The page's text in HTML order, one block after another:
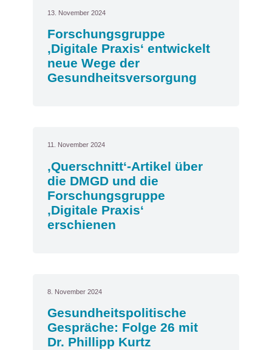
13. November 2024
Forschungsgruppe
‚Digitale Praxis‘ entwickelt
neue Wege der
Gesundheitsversorgung
11. November 2024
‚Querschnitt‘-Artikel über
die DMGD und die
Forschungsgruppe
‚Digitale Praxis‘
erschienen
8. November 2024
Gesundheitspolitische
Gespräche: Folge 26 mit
Dr. Phillipp Kurtz